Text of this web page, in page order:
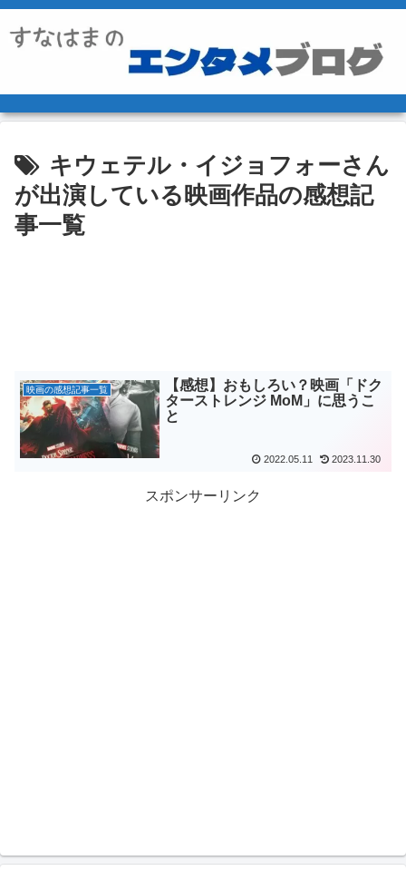
キウェテル・イジョフォーさん
が出演している映画作品の感想記
事一覧
映画の感想記事一覧
【感想】おもしろい？映画「ドク
ターストレンジ MoM」に思うこ
と
2022.05.11 2023.11.30
スポンサーリンク